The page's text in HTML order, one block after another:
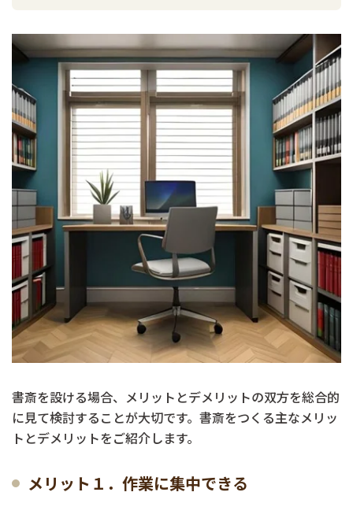
書斎を設ける場合、メリットとデメリットの双方を総合的
に見て検討することが大切です。書斎をつくる主なメリッ
トとデメリットをご紹介します。
メリット１．作業に集中できる